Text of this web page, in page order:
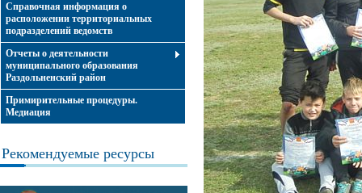
Справочная информация о
расположении территориальных
подразделений ведомств
Отчеты о деятельности
муниципального образования
Раздольненский район
Примирительные процедуры.
Медиация
Рекомендуемые ресурсы